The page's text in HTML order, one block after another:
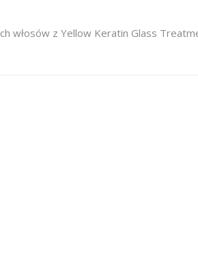
włosów z Yellow Keratin Glass